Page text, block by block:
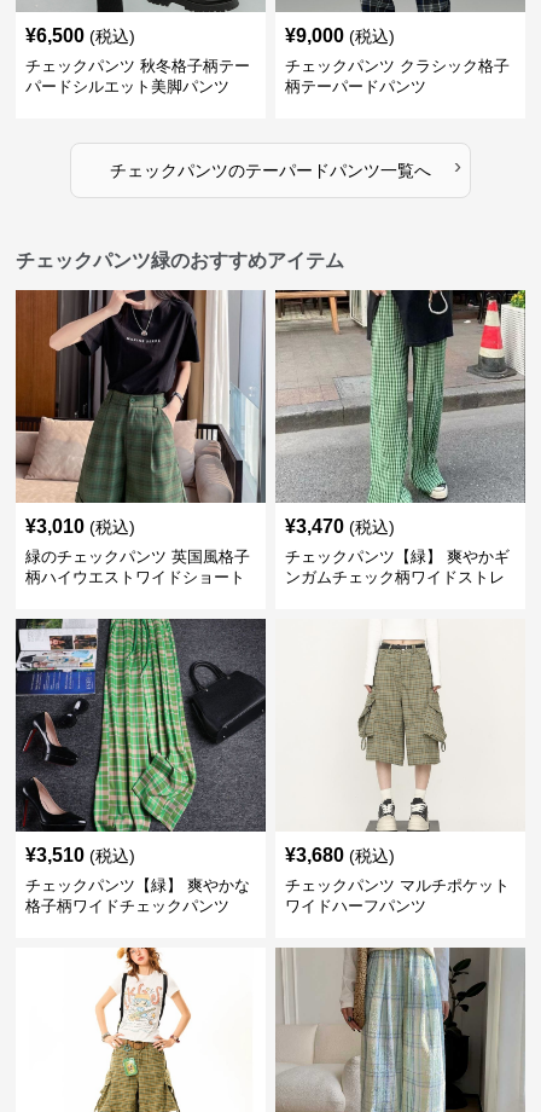
¥6,500 (税込)
チェックパンツ 秋冬格子柄テー
パードシルエット美脚パンツ
¥9,000 (税込)
チェックパンツ クラシック格子
柄テーパードパンツ
チェックパンツのテーパードパンツ一覧へ ›
チェックパンツ緑のおすすめアイテム
¥3,010 (税込)
緑のチェックパンツ 英国風格子
柄ハイウエストワイドショート
¥3,470 (税込)
チェックパンツ【緑】 爽やかギ
ンガムチェック柄ワイドストレ
¥3,510 (税込)
チェックパンツ【緑】 爽やかな
格子柄ワイドチェックパンツ
¥3,680 (税込)
チェックパンツ マルチポケット
ワイドハーフパンツ